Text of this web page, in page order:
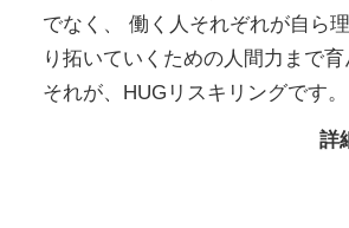
でなく、
働く人それぞれが自ら
り拓いていくための人間力まで育
それが、HUGリスキリングです。
詳